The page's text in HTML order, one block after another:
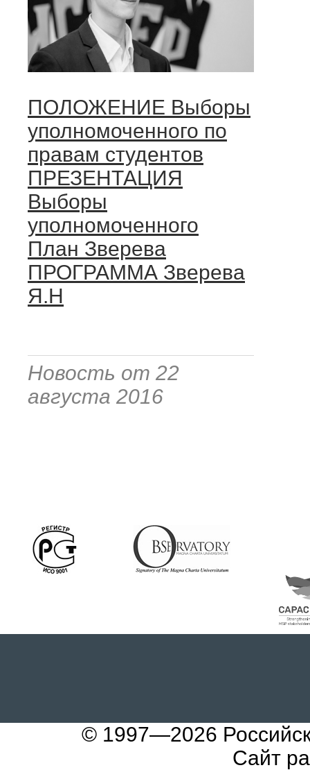
ПОЛОЖЕНИЕ Выборы
уполномоченного по
правам студентов
ПРЕЗЕНТАЦИЯ
Выборы
уполномоченного
План Зверева
ПРОГРАММА Зверева
Я.Н
Новость от 22
августа 2016
© 1997—2026
Сайт